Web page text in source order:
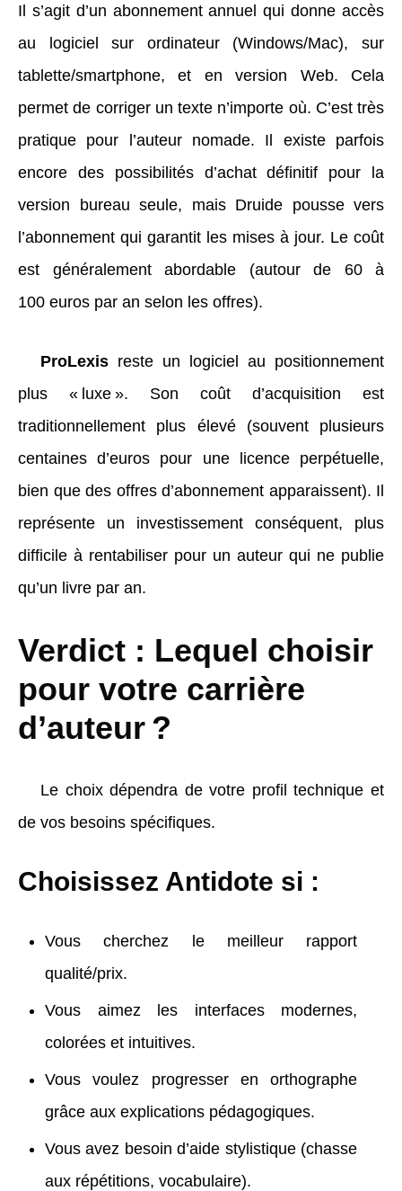
Il s’agit d’un abonnement annuel qui donne accès
au logiciel sur ordinateur (Windows/Mac), sur
tablette/smartphone, et en version Web. Cela
permet de corriger un texte n’importe où. C’est très
pratique pour l’auteur nomade. Il existe parfois
encore des possibilités d’achat définitif pour la
version bureau seule, mais Druide pousse vers
l’abonnement qui garantit les mises à jour. Le coût
est généralement abordable (autour de 60 à
100 euros par an selon les offres).
ProLexis reste un logiciel au positionnement
plus « luxe ». Son coût d’acquisition est
traditionnellement plus élevé (souvent plusieurs
centaines d’euros pour une licence perpétuelle,
bien que des offres d’abonnement apparaissent). Il
représente un investissement conséquent, plus
difficile à rentabiliser pour un auteur qui ne publie
qu’un livre par an.
Verdict : Lequel choisir
pour votre carrière
d’auteur ?
Le choix dépendra de votre profil technique et
de vos besoins spécifiques.
Choisissez Antidote si :
Vous cherchez le meilleur rapport
qualité/prix.
Vous aimez les interfaces modernes,
colorées et intuitives.
Vous voulez progresser en orthographe
grâce aux explications pédagogiques.
Vous avez besoin d’aide stylistique (chasse
aux répétitions, vocabulaire).